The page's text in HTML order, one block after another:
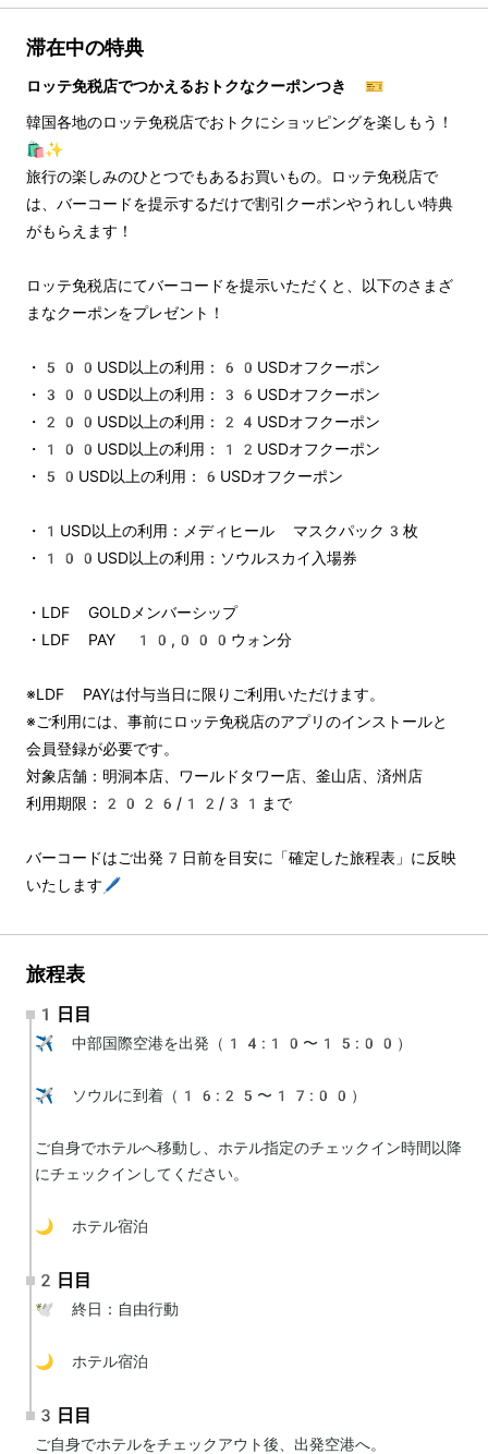
滞在中の特典
ロッテ免税店でつかえるおトクなクーポンつき 🎫
韓国各地のロッテ免税店でおトクにショッピングを楽しもう！
🛍️✨
旅行の楽しみのひとつでもあるお買いもの。ロッテ免税店で
は、バーコードを提示するだけで割引クーポンやうれしい特典
がもらえます！
ロッテ免税店にてバーコードを提示いただくと、以下のさまざ
まなクーポンをプレゼント！
・500USD以上の利用：60USDオフクーポン
・300USD以上の利用：36USDオフクーポン
・200USD以上の利用：24USDオフクーポン
・100USD以上の利用：12USDオフクーポン
・50USD以上の利用：6USDオフクーポン
・1USD以上の利用：メディヒール マスクパック3枚
・100USD以上の利用：ソウルスカイ入場券
・LDF GOLDメンバーシップ
・LDF PAY 10,000ウォン分
※LDF PAYは付与当日に限りご利用いただけます。
※ご利用には、事前にロッテ免税店のアプリのインストールと
会員登録が必要です。
対象店舗：明洞本店、ワールドタワー店、釜山店、済州店
利用期限：2026/12/31まで
バーコードはご出発7日前を目安に「確定した旅程表」に反映
いたします🖊️
旅程表
1日目
✈️ 中部国際空港を出発（14:10〜15:00）
✈️ ソウルに到着（16:25〜17:00）
ご自身でホテルへ移動し、ホテル指定のチェックイン時間以降
にチェックインしてください。
🌙 ホテル宿泊
2日目
🕊 終日：自由行動
🌙 ホテル宿泊
3日目
ご自身でホテルをチェックアウト後、出発空港へ。